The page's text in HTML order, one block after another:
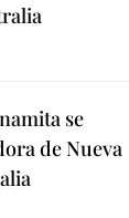
se
de Nueva